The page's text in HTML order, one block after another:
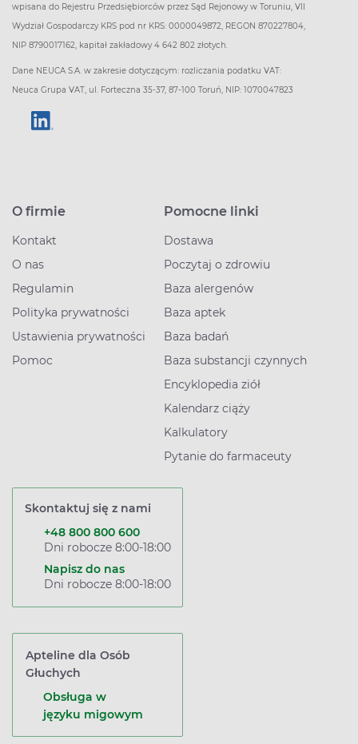
wpisana do Rejestru Przedsiębiorców przez Sąd Rejonowy w Toruniu, VII
Wydział Gospodarczy KRS pod nr KRS: 0000049872, REGON 870227804,
NIP 8790017162, kapitał zakładowy 4 642 802 złotych.
Dane NEUCA S.A. w zakresie dotyczącym: rozliczania podatku VAT:
Neuca Grupa VAT, ul. Forteczna 35-37, 87-100 Toruń, NIP: 1070047823
O firmie
Kontakt
O nas
Regulamin
Polityka prywatności
Ustawienia prywatności
Pomoc
Pomocne linki
Dostawa
Poczytaj o zdrowiu
Baza alergenów
Baza aptek
Baza badań
Baza substancji czynnych
Encyklopedia ziół
Kalendarz ciąży
Kalkulatory
Pytanie do farmaceuty
Skontaktuj się z nami
+48 800 800 600
Dni robocze 8:00-18:00
Napisz do nas
Dni robocze 8:00-18:00
Apteline dla Osób
Głuchych
Obsługa w
języku migowym